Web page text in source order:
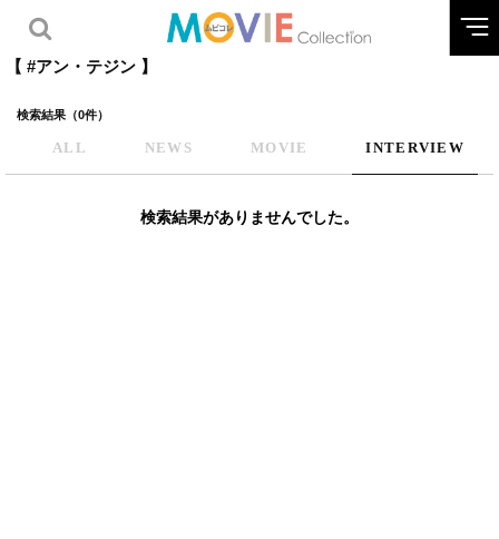
【 #アン・テジン 】
検索結果（0件）
ALL NEWS MOVIE INTERVIEW
検索結果がありませんでした。